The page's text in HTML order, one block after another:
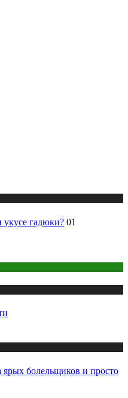
укусе гадюки? 01
болельщиков и просто